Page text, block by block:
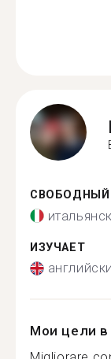
СВОБОДНЫЙ
ИЗУЧАЕТ
Мои цели в